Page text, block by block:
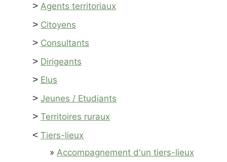
> Agents territoriaux
> Citoyens
> Consultants
> Dirigeants
> Elus
> Jeunes / Etudiants
> Territoires ruraux
< Tiers-lieux
Accompagnement d'un tiers-lieux